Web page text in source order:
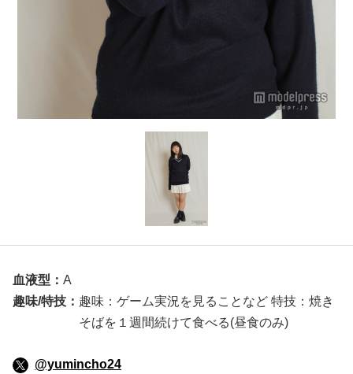
血液型： A
趣味/特技： 趣味：ゲーム実況を見ることなど 特技：焼き
そばを１週間続けて食べる(昼食のみ)
@yumincho24